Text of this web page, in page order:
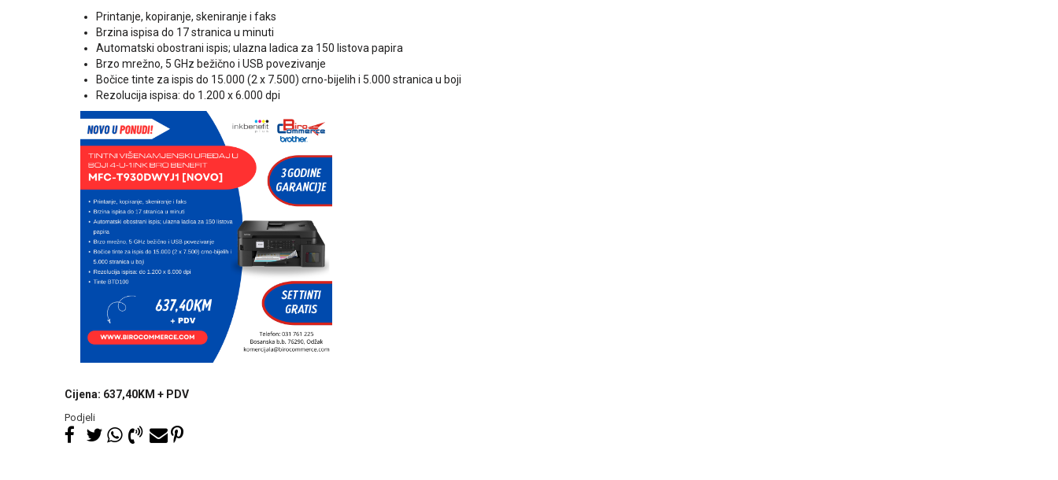
Printanje, kopiranje, skeniranje i faks
Brzina ispisa do 17 stranica u minuti
Automatski obostrani ispis; ulazna ladica za 150 listova papira
Brzo mrežno, 5 GHz bežično i USB povezivanje
Bočice tinte za ispis do 15.000 (2 x 7.500) crno-bijelih i 5.000 stranica u boji
Rezolucija ispisa: do 1.200 x 6.000 dpi
Cijena: 637,40KM + PDV
Podjeli